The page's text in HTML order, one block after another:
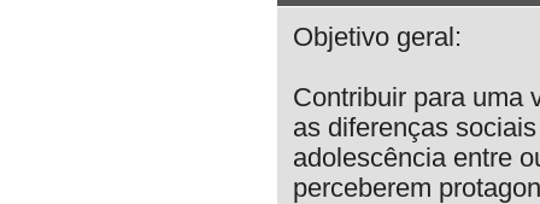
Objetivo geral:
Contribuir para uma
as diferenças
adolescência entre
perceberem